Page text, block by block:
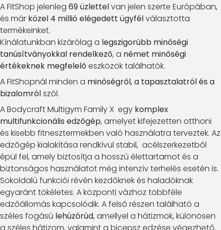
A FitShop jelenleg 69 üzlettelvan jelen szerte Európában,
és már közel 4 millió elégedett ügyfélválasztotta
termékeinket.
Kínálatunkban kizárólag a legszigorúbb minőségi
tanúsítványokkal rendelkező, a német minőségi
értékeknek megfelelő eszközök találhatók.
A FitShopnál minden a minőségről, a tapasztalatról és a
bizalomrólszól.
A Bodycraft Multigym Family X egy komplex
multifunkcionális edzőgép, amelyet kifejezetten otthoni
és kisebb fitnesztermekben való használatra terveztek. Az
edzőgép kialakítása rendkívül stabil, acélszerkezetből
épül fel, amely biztosítja a hosszú élettartamot és a
biztonságos használatot még intenzív terhelés esetén is.
Sokoldalú funkciói révén kezdőknek és haladóknak
egyaránt tökéletes. A központi vázhoz többféle
edzőállomás kapcsolódik. A felső részen található a
széles fogású lehúzórúd, amellyel a hátizmok, különösen
a széles hátizom, valamint a bicepsz edzése végezhető.